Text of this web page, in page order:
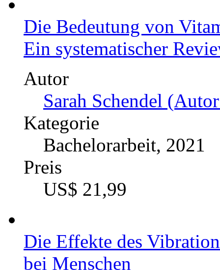
Autor
Anonym (Autor:in)
Kategorie
Bachelorarbeit, 2021
Preis
US$ 34,99
Ein systematischer